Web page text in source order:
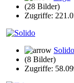
(28 Bilder)
Zugriffe:
Solido
(8 Bilder)
Zugriffe: